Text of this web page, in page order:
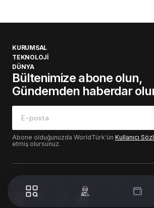
KURUMSAL
TEKNOLOJİ
DÜNYA
Bültenimize abone olun,
Gündemden haberdar
Abone olduğunuzda WorldTürk'ün Kullanıcı
etmiş olursunuz.
© 2024 WorldTurk. Tüm Hakları Saklıdır. -
Volion's